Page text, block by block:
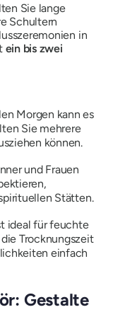
Sie lange
Schultern
in
ein bis zwei
Morgen kann es
Sie mehrere
können.
und Frauen
Stätten.
ideal für feuchte
Trocknungszeit
einfach
Gestalte